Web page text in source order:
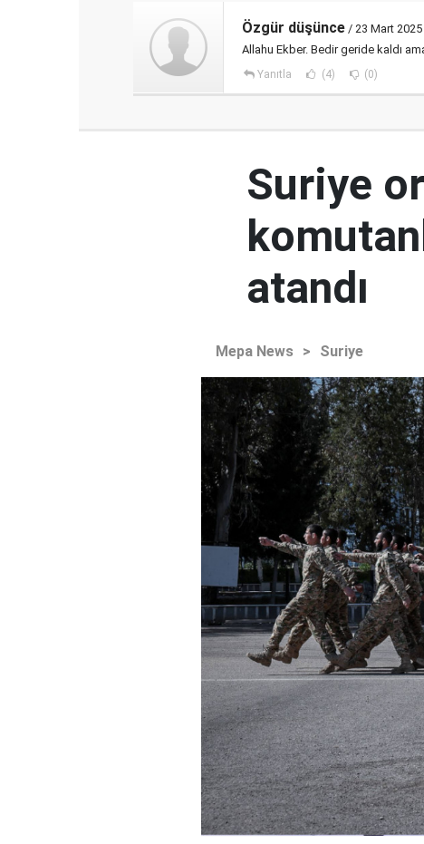
Özgür düşünce / 23 Mart 2025
Allahu Ekber. Bedir geride kaldı
Yanıtla (4) (0)
Suriye
atandı
Mepa News > Suriye